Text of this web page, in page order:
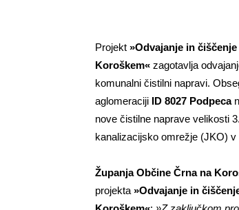
Projekt »Odvajanje in
Koroškem« zagotavlja
komunalni čistilni napravi.
aglomeraciji ID 8027 Podpeca
nove čistilne naprave velikosti
kanalizacijsko omrežje (JKO) v
Županja Občine Črna na
projekta »Odvajanje in